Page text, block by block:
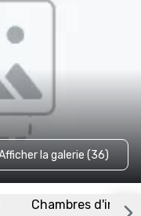
la galerie (36)
Chambres